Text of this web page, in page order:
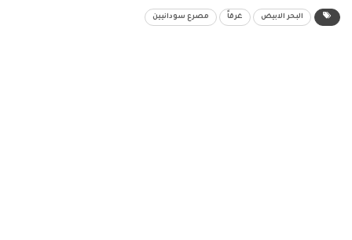
البحر الابيض غرقاً مصرع سودانيين